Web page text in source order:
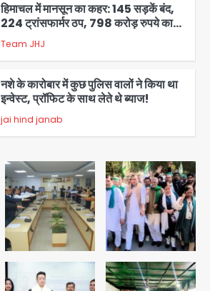
हिमाचल में मानसून का कहर: 145 सड़कें बंद,
224 ट्रांसफार्मर ठप, 798 करोड़ रुपये का
नुकसान
Team JHJ
नशे के कारोबार में कुछ पुलिस वालों ने किया था
इन्वेस्ट, प्रॉफिट के साथ लेते थे ब्याज!
jai hind janab
Green Arch Society: सेविअर ग्रीन
आर्च में दूषित पानी में मिला ई-कोलाई, अथॉरिटी
ने शुरू की सैंपलिंग जांच
jai hind janab
थाईलैंड के स्कूल में गोलीबारी, 3 छात्रों समेत 6
लोगों की मौत; 15 घायल
Team JHJ